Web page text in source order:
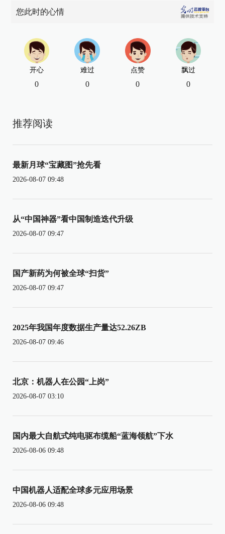
您此时的心情
开心
0
难过
0
点赞
0
飘过
0
推荐阅读
最新月球“宝藏图”抢先看
2026-08-07 09:48
从“中国神器”看中国制造迭代升级
2026-08-07 09:47
国产新药为何被全球“扫货”
2026-08-07 09:47
2025年我国年度数据生产量达52.26ZB
2026-08-07 09:46
北京：机器人在公园“上岗”
2026-08-07 03:10
国内最大自航式纯电驱布缆船“蓝海领航”下水
2026-08-06 09:48
中国机器人适配全球多元应用场景
2026-08-06 09:48